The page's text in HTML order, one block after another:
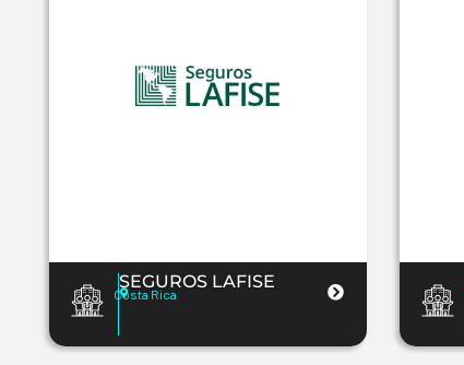
SEGUROS LAFISE
Costa Rica